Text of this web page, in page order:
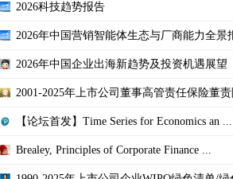
2026科技趋势报告
2026年中国营销智能体生态与厂商能力全景
2026年中国企业出海新趋势及投资机遇展望
2001-2025年上市公司董事高管责任保险董
【论坛首发】Time Series for Economics an ...
Brealey, Principles of Corporate Finance ...